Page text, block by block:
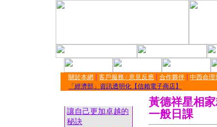
關於本網 | 客戶服務 / 意見反應 | 合作夥伴 | 中西命理
「經濟部」資訊透明化【信賴電子商店】
讓自己更加卓越的
秘訣
黃德祥星相
一般日課